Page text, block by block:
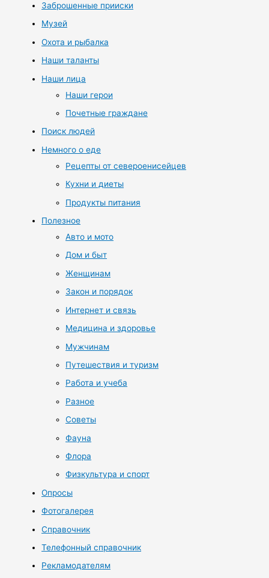
Заброшенные прииски
Музей
Охота и рыбалка
Наши таланты
Наши лица
Наши герои
Почетные граждане
Поиск людей
Немного о еде
Рецепты от североенисейцев
Кухни и диеты
Продукты питания
Полезное
Авто и мото
Дом и быт
Женщинам
Закон и порядок
Интернет и связь
Медицина и здоровье
Мужчинам
Путешествия и туризм
Работа и учеба
Разное
Советы
Фауна
Флора
Физкультура и спорт
Опросы
Фотогалерея
Справочник
Телефонный справочник
Рекламодателям